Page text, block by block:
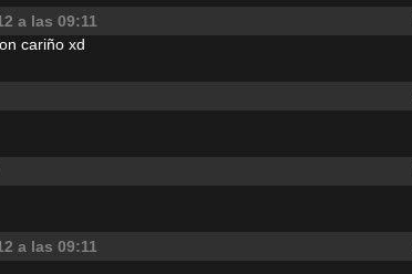
a las 09:11
cariño xd
a las 09:11